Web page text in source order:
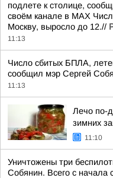
подлете к столице,
своём канале в МАХ
Москву, выросло до 12.//
11:13
Число сбитых БПЛА,
сообщил мэр Сергей
11:13
Лечо по-
зимних
11:10
Уничтожены три
Собянин. Всего с начала